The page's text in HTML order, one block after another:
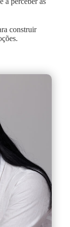
construir